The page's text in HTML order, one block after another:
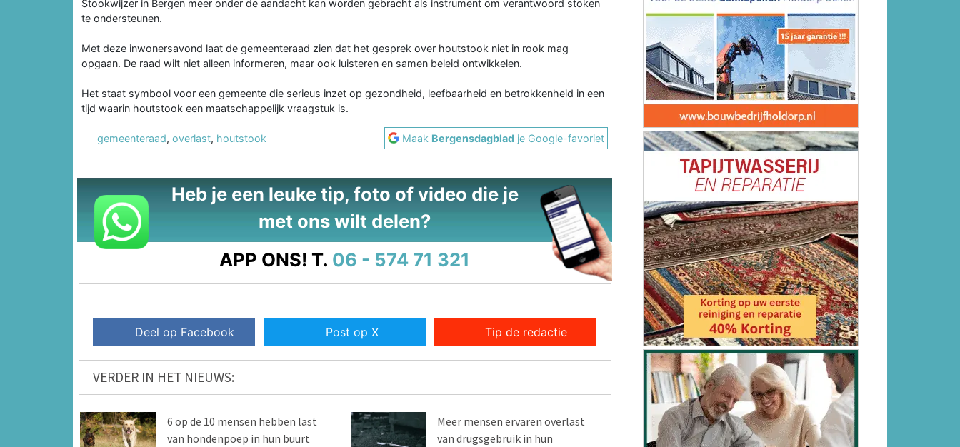
Stookwijzer in Bergen meer onder de aandacht kan worden gebracht als instrument om verantwoord stoken
te ondersteunen.
Met deze inwonersavond laat de gemeenteraad zien dat het gesprek over houtstook niet in rook mag
opgaan. De raad wilt niet alleen informeren, maar ook luisteren en samen beleid ontwikkelen.
Het staat symbool voor een gemeente die serieus inzet op gezondheid, leefbaarheid en betrokkenheid in een
tijd waarin houtstook een maatschappelijk vraagstuk is.
gemeenteraad, overlast, houtstook Maak Bergensdagblad je Google-favoriet
Heb je een leuke tip, foto of video die je
met ons wilt delen?
APP ONS! T. 06 - 574 71 321
Deel op Facebook Post op X Tip de redactie
VERDER IN HET NIEUWS:
6 op de 10 mensen hebben last
van hondenpoep in hun buurt
Meer mensen ervaren overlast
van drugsgebruik in hun